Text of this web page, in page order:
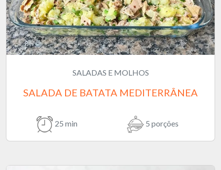
SALADAS E MOLHOS
SALADA DE BATATA MEDITERRÂNEA
25 min 5 porções